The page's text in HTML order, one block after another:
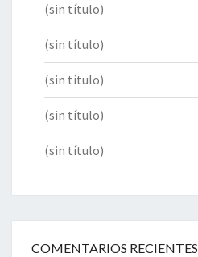
(sin título)
(sin título)
(sin título)
(sin título)
(sin título)
COMENTARIOS RECIENTES